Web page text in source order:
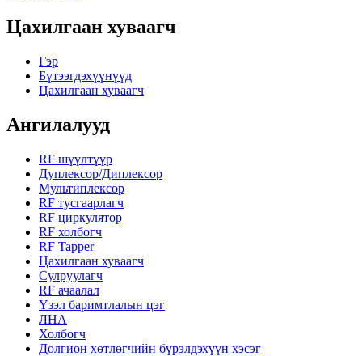
Цахилгаан хуваагч
Гэр
Бүтээгдэхүүнүүд
Цахилгаан хуваагч
Ангилалууд
RF шүүлтүүр
Дуплексор/Диплексор
Мультиплексор
RF тусгаарлагч
RF циркулятор
RF холбогч
RF Tapper
Цахилгаан хуваагч
Сулруулагч
RF ачаалал
Үзэл баримтлалын цэг
ЛНА
Холбогч
Долгион хөтлөгчийн бүрэлдэхүүн хэсэг